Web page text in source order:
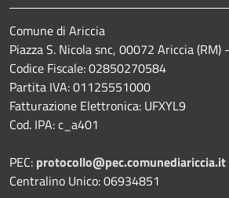
Comune di Ariccia
Piazza S. Nicola snc, 00072 Ariccia
Codice Fiscale: 02850270584
Partita IVA: 01125551000
Fatturazione Elettronica: UFXYL9
Cod. IPA: c_a401
PEC: protocollo@pec.comunediariccia.it
Centralino Unico: 06934851